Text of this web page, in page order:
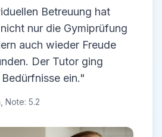
Betreuung hat
nur die Gymiprüfung
auch wieder Freude
Der Tutor ging
ein."
Note: 5.2